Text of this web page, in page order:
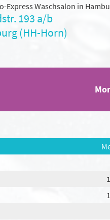
ExpressWaschsalon in
193 a/b
(HH-Horn)
Webseiten für Sie